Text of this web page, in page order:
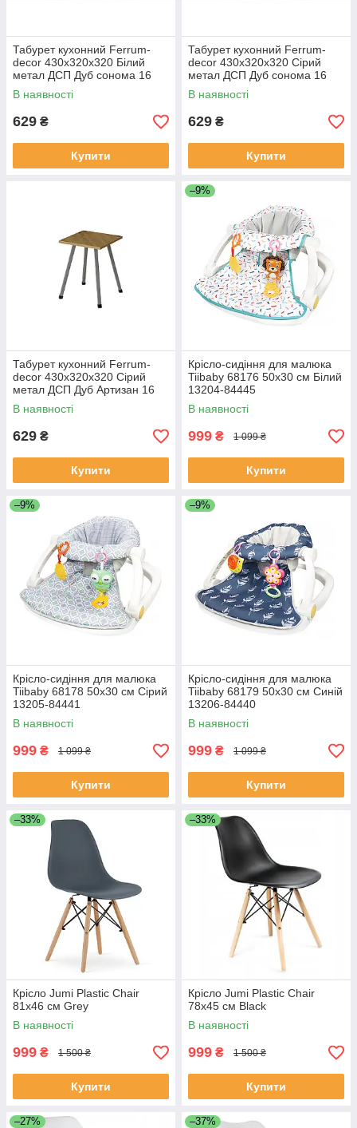
Табурет кухонний Ferrum-
decor 430x320x320 Білий
метал ДСП Дуб сонома 16
мм (TAB011)
В наявності
629 ₴
Купити
Табурет кухонний Ferrum-
decor 430x320x320 Сірий
метал ДСП Дуб сонома 16
мм (TAB018)
В наявності
629 ₴
Купити
Табурет кухонний Ferrum-
decor 430x320x320 Сірий
метал ДСП Дуб Артизан 16
мм (TAB020)
В наявності
629 ₴
Купити
–9%
Крісло-сидіння для малюка
Tiibaby 68176 50х30 см Білий
13204-84445
В наявності
999 ₴ 1 099 ₴
Купити
–9%
Крісло-сидіння для малюка
Tiibaby 68178 50х30 см Сірий
13205-84441
В наявності
999 ₴ 1 099 ₴
Купити
–9%
Крісло-сидіння для малюка
Tiibaby 68179 50х30 см Синій
13206-84440
В наявності
999 ₴ 1 099 ₴
Купити
–33%
Крісло Jumi Plastic Chair
81х46 см Grey
В наявності
999 ₴ 1 500 ₴
Купити
–33%
Крісло Jumi Plastic Chair
78х45 см Black
В наявності
999 ₴ 1 500 ₴
Купити
–27% –37%